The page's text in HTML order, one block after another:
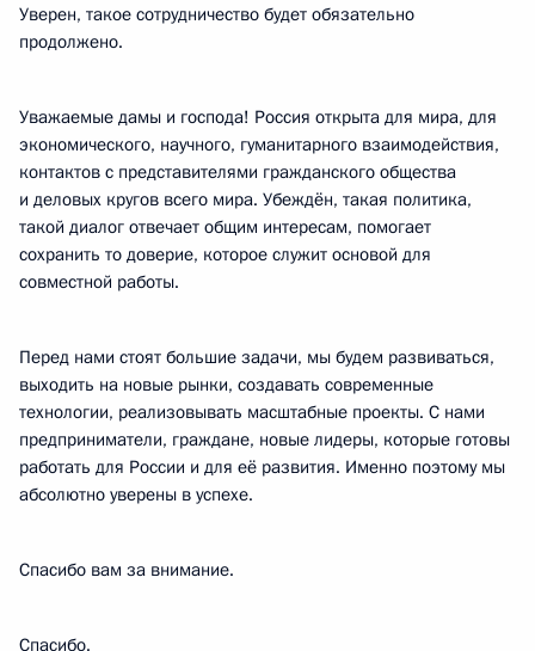
Уверен, такое сотрудничество будет обязательно
продолжено.
Уважаемые дамы и господа! Россия открыта для мира, для
экономического, научного, гуманитарного взаимодействия,
контактов с представителями гражданского общества
и деловых кругов всего мира. Убеждён, такая политика,
такой диалог отвечает общим интересам, помогает
сохранить то доверие, которое служит основой для
совместной работы.
Перед нами стоят большие задачи, мы будем развиваться,
выходить на новые рынки, создавать современные
технологии, реализовывать масштабные проекты. С нами
предприниматели, граждане, новые лидеры, которые готовы
работать для России и для её развития. Именно поэтому мы
абсолютно уверены в успехе.
Спасибо вам за внимание.
Спасибо.